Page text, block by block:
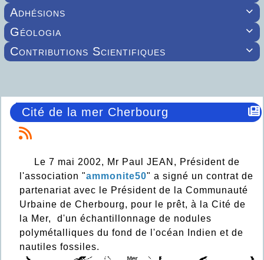

Adhésions

Géologia

Contributions Scientifiques
Cité de la mer Cherbourg
Le 7 mai 2002, Mr Paul JEAN, Président de
l'association "ammonite50" a signé un contrat de
partenariat avec le Président de la Communauté
Urbaine de Cherbourg, pour le prêt, à la Cité de
la Mer, d'un échantillonnage de nodules
polymétalliques du fond de l'océan Indien et de
nautiles fossiles.